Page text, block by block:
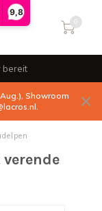
9,8
0
bereit
Showroom
.